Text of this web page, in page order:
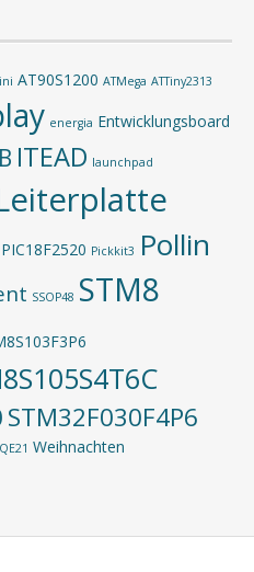
AT90S1200 ATMega ATTiny2313
energia Entwicklungsboard
ITEAD launchpad
PIC18F2520 Pickkit3 Pollin
SSOP48 STM8
STM32F030F4P6
Weihnachten